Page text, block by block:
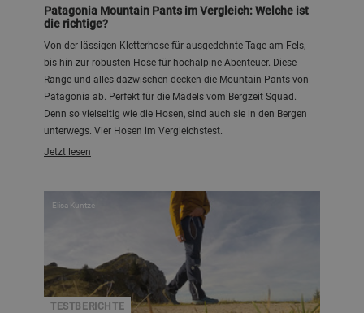
Patagonia Mountain Pants im Vergleich: Welche ist
die richtige?
Von der lässigen Kletterhose für ausgedehnte Tage am Fels,
bis hin zur robusten Hose für hochalpine Abenteuer. Diese
Range und alles dazwischen decken die Mountain Pants von
Patagonia ab. Perfekt für die Mädels vom Bergzeit Squad.
Denn so vielseitig wie die Hosen, sind auch sie in den Bergen
unterwegs. Vier Hosen im Vergleichstest.
Jetzt lesen
TESTBERICHTE
Elisa Kuntze